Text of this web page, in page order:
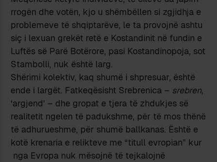
rrogën dhe votën, kjo u shëmbëllen si zgjidhja e
problemeve të shqiptarëve, le ta provojnë ashtu
siç i lexuan grekët retë e Kostandinit në fundin e
Luftës së Parë Botërore, pasi Kostandinopoja, sot
Stambolli, nuk është larg.
Shërimi kolektiv, kaq shumë i shpresuar, është
ende i largët. Fatkeqësisht Srebrenica – srebren,
‘argjend’ – dhe gropat e tjera të zhdukjes së
realitetit ngelen të padukshme, për të mos thënë
të adhurueshme, për shumë ballkanas. Është e
kotë krenaria e relikteve me “titull evropian” kur
nga Evropa nuk mësojnë të tejkalojnë